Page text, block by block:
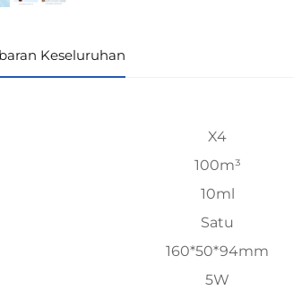
Keseluruhan
X4
100m³
10ml
Satu
160*50*94mm
5W